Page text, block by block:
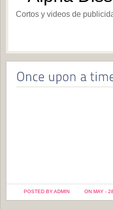
Cortos y videos de
POSTED BY ADMIN ON MAY -